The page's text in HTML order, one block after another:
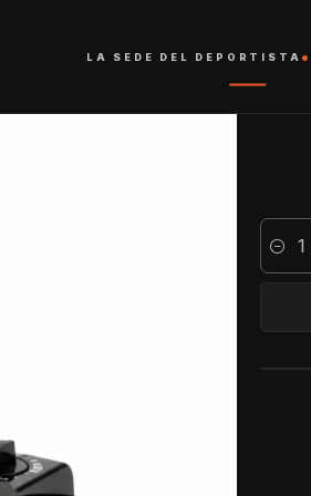
LA SEDE DEL DEPORTISTA •
Cantidad